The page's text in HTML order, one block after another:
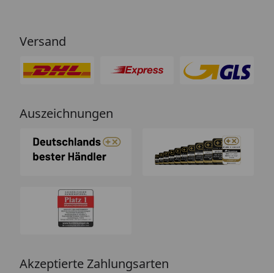
Versand
Auszeichnungen
Akzeptierte Zahlungsarten